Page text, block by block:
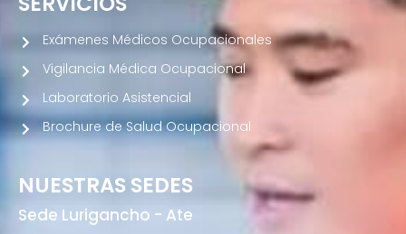
NUESTRAS SEDES
Sede Lurigancho - Ate
Exámenes Médicos Ocupacionales
Vigilancia Médica Ocupacional
Laboratorio Asistencial
Brochure de Salud Ocupacional